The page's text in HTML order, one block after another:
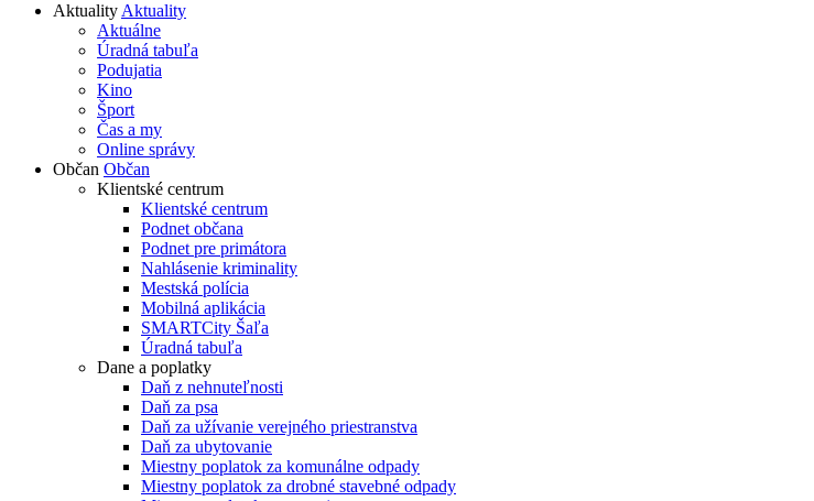
Aktuality Aktuality
Aktuálne
Úradná tabuľa
Podujatia
Kino
Šport
Čas a my
Online správy
Občan Občan
Klientské centrum
Klientské centrum
Podnet občana
Podnet pre primátora
Nahlásenie kriminality
Mestská polícia
Mobilná aplikácia
SMARTCity Šaľa
Úradná tabuľa
Dane a poplatky
Daň z nehnuteľnosti
Daň za psa
Daň za užívanie verejného priestranstva
Daň za ubytovanie
Miestny poplatok za komunálne odpady
Miestny poplatok za drobné stavebné odpady